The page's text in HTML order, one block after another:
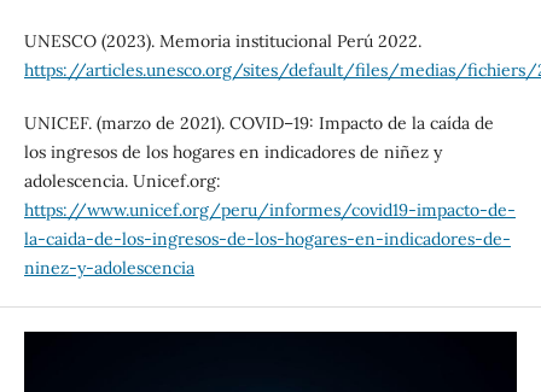
UNESCO (2023). Memoria institucional Perú 2022.
https://articles.unesco.org/sites/default/files/medias/fichiers/
UNICEF. (marzo de 2021). COVID–19: Impacto de la caída de
los ingresos de los hogares en indicadores de niñez y
adolescencia. Unicef.org:
https://www.unicef.org/peru/informes/covid19-impacto-de-
la-caida-de-los-ingresos-de-los-hogares-en-indicadores-de-
ninez-y-adolescencia